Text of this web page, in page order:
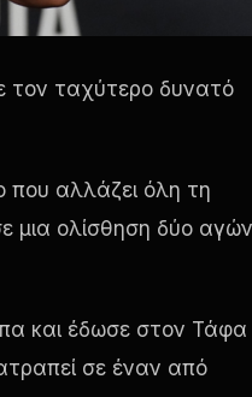
τον ταχύτερο δυνατό
που αλλάζει όλη τη
μια ολίσθηση δύο
και έδωσε στον Τάφα
σε έναν από